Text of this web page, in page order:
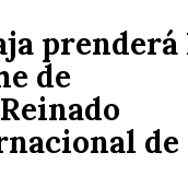
prenderá
de
de